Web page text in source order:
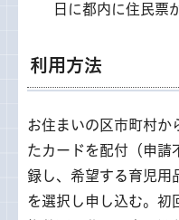
日に都内に住民票
利用方法
お住まいの区市町村か
たカードを配付（申請
録し、希望する育児用
を選択し申し込む。初